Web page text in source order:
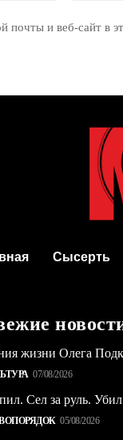
почты и веб-сайт в
Сысерть
жизни Олега
07/08/2026
Сел за руль.
05/08/2026